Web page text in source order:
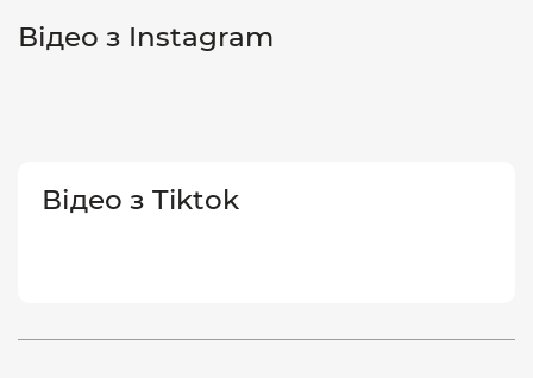
Має тривалий термін експлуатації і високу стійкість до
Відео з Instagram
Відео з Tiktok